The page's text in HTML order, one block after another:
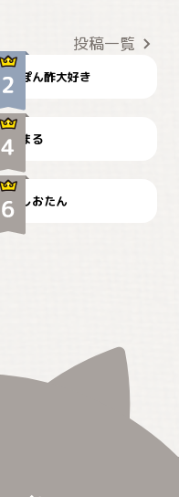
投稿一覧
ぽん酢大好き
🤦‍♀️
まる
暑い日が続くにゃ
しおたん